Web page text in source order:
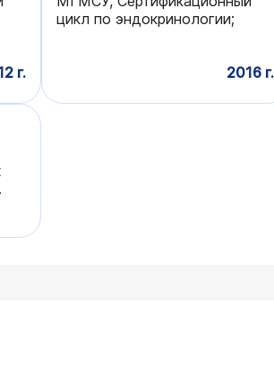
г.
цикл по эндокринологии;
2016 г.